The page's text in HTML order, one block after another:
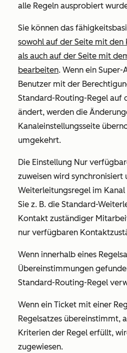
alle Regeln ausprobiert
Sie können das
sowohl auf der Seite mit den
als auch auf der Seite mit
bearbeiten. Wenn ein
Benutzer mit der
Standard-Routing-Regel auf
ändert, werden die
Kanaleinstellungsseite
umgekehrt.
Die Einstellung Nur
zuweisen wird synchronisiert
Weiterleitungsregel im
Sie z. B. die Standard-
Kontakt zuständiger
nur verfügbaren
Wenn innerhalb eines
Übereinstimmungen
Standard-Routing-Regel
Wenn ein Ticket mit einer
Regelsatzes übereinstimmt,
Kriterien der Regel erfüllt,
zugewiesen.